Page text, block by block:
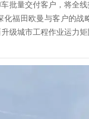
批量交付客户，将全
福田欧曼与客户的
级城市工程作业运力